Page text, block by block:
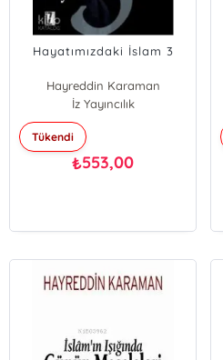
Hayatımızdaki İslam 3
Hayreddin Karaman
İz Yayıncılık
Tükendi
₺553,00